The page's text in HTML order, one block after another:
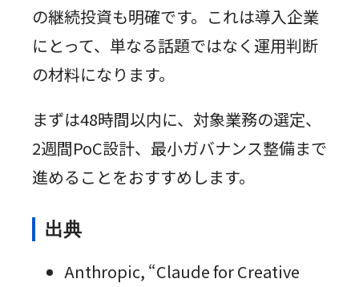
の継続投資も明確です。これは導入企業
にとって、単なる話題ではなく運用判断
の材料になります。
まずは48時間以内に、対象業務の選定、
2週間PoC設計、最小ガバナンス整備まで
進めることをおすすめします。
出典
Anthropic, “Claude for Creative